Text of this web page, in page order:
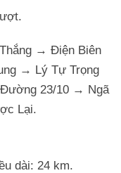
→ Điện Biên
→ Lý Tự Trọng
23/10 → Ngã
Lại.
dài: 24 km.